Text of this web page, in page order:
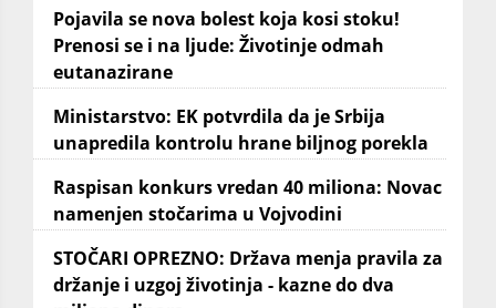
Pojavila se nova bolest koja kosi stoku!
Prenosi se i na ljude: Životinje odmah
eutanazirane
Ministarstvo: EK potvrdila da je Srbija
unapredila kontrolu hrane biljnog porekla
Raspisan konkurs vredan 40 miliona: Novac
namenjen stočarima u Vojvodini
STOČARI OPREZNO: Država menja pravila za
držanje i uzgoj životinja - kazne do dva